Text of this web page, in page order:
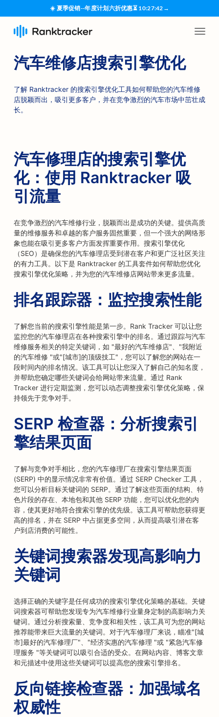
☀️ 夏季促销--年度计划六折优惠⏳ 10:27:42 →
汽车维修店搜索引擎优化
了解 Ranktracker 的搜索引擎优化工具如何帮助您的汽车维修
店脱颖而出，吸引更多客户，并在竞争激烈的汽车市场中茁壮成
长。
汽车修理店的搜索引擎优
化：使用 Ranktracker 吸
引流量
在竞争激烈的汽车维修行业，脱颖而出是成功的关键。提供高质
量的维修服务和卓越的客户服务固然重要，但一个强大的网络形
象也能在吸引更多客户方面发挥重要作用。搜索引擎优化
（SEO）是确保您的汽车修理店受到潜在客户和更广泛社区关注
的有力工具。以下是 Ranktracker 的工具套件如何帮助您优化
搜索引擎优化策略，并为您的汽车维修店网站带来更多流量。
排名跟踪器：监控搜索性能
了解您当前的搜索引擎性能是第一步。Rank Tracker 可以让您
监控您的汽车修理店在各种搜索引擎中的排名。通过跟踪与汽车
维修服务相关的特定关键词，如 "最好的汽车维修店"、"我附近
的汽车维修 "或"[城市]的顶级技工"，您可以了解您的网站在一
段时间内的排名情况。该工具可以让您深入了解自己的知名度，
并帮助您确定哪些关键词会给网站带来流量。通过 Rank
Tracker 进行定期监测，您可以动态调整搜索引擎优化策略，保
持领先于竞争对手。
SERP 检查器：分析搜索引
擎结果页面
了解与竞争对手相比，您的汽车修理厂在搜索引擎结果页面
(SERP) 中的显示情况非常有价值。通过 SERP Checker 工具，
您可以分析目标关键词的 SERP。通过了解这些页面的结构、特
色片段的存在、本地包和其他 SERP 功能，您可以优化您的内
容，使其更好地符合搜索引擎的优先级。该工具可帮助您获得更
高的排名，并在 SERP 中占据更多空间，从而提高吸引潜在客
户到店消费的可能性。
关键词搜索器发现高影响力
关键词
选择正确的关键字是任何成功的搜索引擎优化策略的基础。关键
词搜索器可帮助您发现专为汽车维修行业量身定制的高影响力关
键词。通过分析搜索量、竞争度和相关性，该工具可为您的网站
推荐能带来巨大流量的关键词。对于汽车修理厂来说，瞄准"[城
市]最好的汽车修理厂"、"经济实惠的汽车修理 "或 "紧急汽车修
理服务 "等关键词可以吸引合适的受众。在网站内容、博客文章
和元描述中使用这些关键词可以提高您的搜索引擎排名。
反向链接检查器：加强域名
权威性